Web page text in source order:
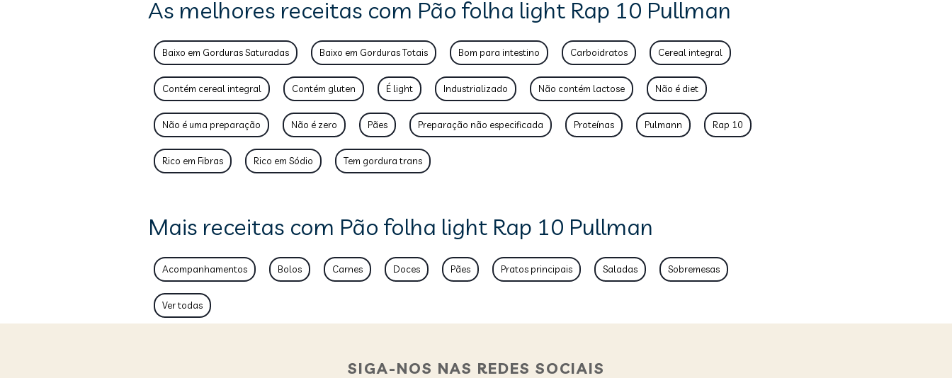
As melhores receitas com Pão folha light Rap 10 Pullman
Baixo em Gorduras Saturadas Baixo em Gorduras Totais Bom para intestino Carboidratos Cereal integral
Contém cereal integral Contém gluten É light Industrializado Não contém lactose Não é diet
Não é uma preparação Não é zero Pães Preparação não especificada Proteínas Pulmann Rap 10
Rico em Fibras Rico em Sódio Tem gordura trans
Mais receitas com Pão folha light Rap 10 Pullman
Acompanhamentos Bolos Carnes Doces Pães Pratos principais Saladas Sobremesas
Ver todas
SIGA-NOS NAS REDES SOCIAIS